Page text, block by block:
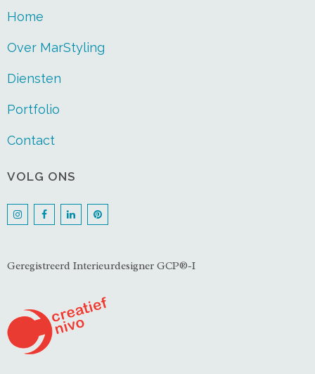
Home
Over MarStyling
Diensten
Portfolio
Contact
VOLG ONS
Geregistreerd Interieurdesigner GCP®-I